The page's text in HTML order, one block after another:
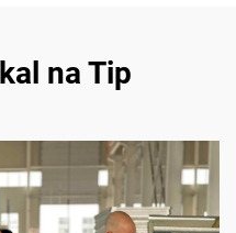
na Tip